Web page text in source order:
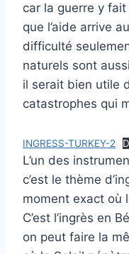
car la guerre y
que l’aide arrive
difficulté
naturels sont
il serait bien utile
catastrophes qui
INGRESS-TURKEY-2
L’un des
c’est le thème
moment exact où
C’est l’ingrès en
on peut faire la